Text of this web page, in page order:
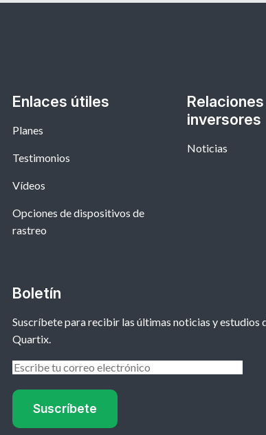
Enlaces útiles
Planes
Testimonios
Vídeos
Opciones de dispositivos de
rastreo
inversores
Noticias
Boletín
Suscríbete para recibir las últimas noticias y estudios
Quartix.